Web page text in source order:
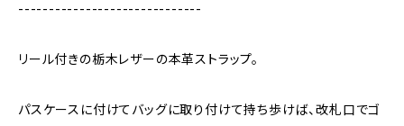
------------------------------
リール付きの栃木レザーの本革ストラップ。
パスケースに付けてバッグに取り付けて持ち歩けば、改札口でゴ